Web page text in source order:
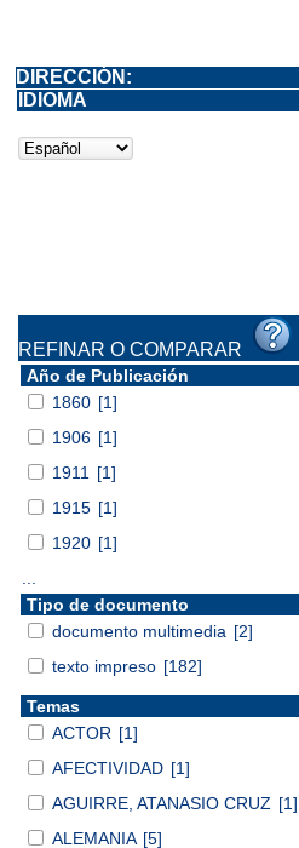
DIRECCIÓN:
IDIOMA
REFINAR O COMPARAR
Año de Publicación
1860 [1]
1906 [1]
1911
[1]
1915 [1]
1920 [1]
Tipo de documento
documento multimedia [2]
texto impreso [182]
Temas
ACTOR [1]
AFECTIVIDAD [1]
AGUIRRE, ATANASIO CRUZ [1]
ALEMANIA [5]